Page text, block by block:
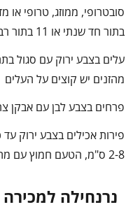
בתור חד שנתי או 11 בתור רב שנתי
עלים בצבע ירוק עם סגול
מהזנים יש קוצים על העלים
פרחים בצבע לבן עם אבקן
פירות אכילים בצבע ירוק עד
2-8 ס"מ, הטעם חמוץ עם מתוק
נרנחילה למכירה